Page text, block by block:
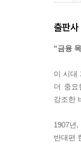
--- 「제
나는 또
입의
이성적
확보하
--- 「제
사람들
져가려
출판
“금융
이 시대
더 중요
강조한
1907년
반대편